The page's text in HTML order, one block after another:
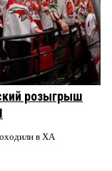
розыгрыш
в ХА